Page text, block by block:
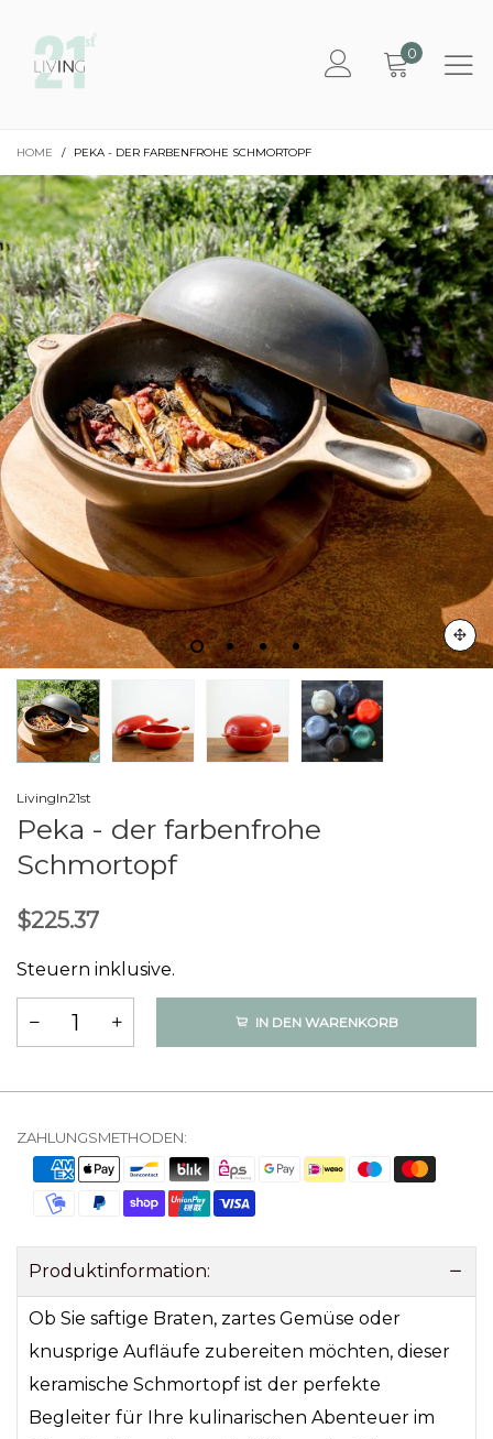
0
HOME / PEKA - DER FARBENFROHE SCHMORTOPF
LivingIn21st
Peka - der farbenfrohe
Schmortopf
$225.37
Steuern inklusive.
IN DEN WARENKORB
ZAHLUNGSMETHODEN:
Produktinformation:
Ob Sie saftige Braten, zartes Gemüse oder
knusprige Aufläufe zubereiten möchten, dieser
keramische Schmortopf ist der perfekte
Begleiter für Ihre kulinarischen Abenteuer im